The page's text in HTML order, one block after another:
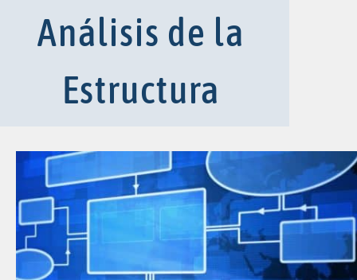
Análisis de la
Estructura